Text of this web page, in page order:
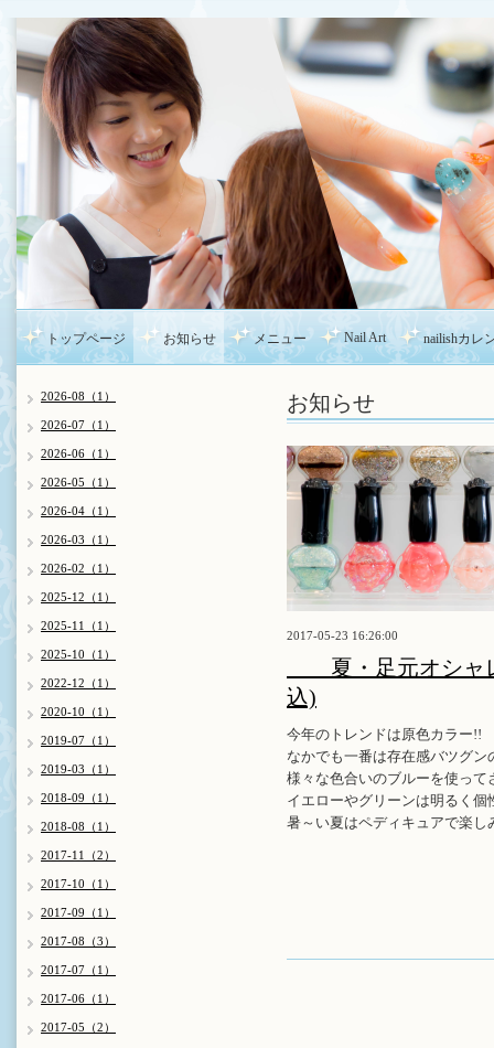
トップページ お知らせ メニュー Nail Art nailishカレ
お知らせ
2017-05-23 16:26:00
夏・足元オシャ
込)
今年のトレンドは原色カラー!!
なかでも一番は存在感バツグン
様々な色合いのブルーを使って
イエローやグリーンは明るく
暑～い夏はペディキュアで楽し
2026-08（1）
2026-07（1）
2026-06（1）
2026-05（1）
2026-04（1）
2026-03（1）
2026-02（1）
2025-12（1）
2025-11（1）
2025-10（1）
2022-12（1）
2020-10（1）
2019-07（1）
2019-03（1）
2018-09（1）
2018-08（1）
2017-11（2）
2017-10（1）
2017-09（1）
2017-08（3）
2017-07（1）
2017-06（1）
2017-05（2）